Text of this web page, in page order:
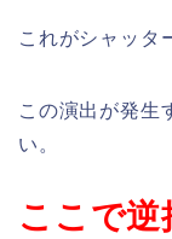
これがシャッタ
この演出が発生
い。
ここで逆